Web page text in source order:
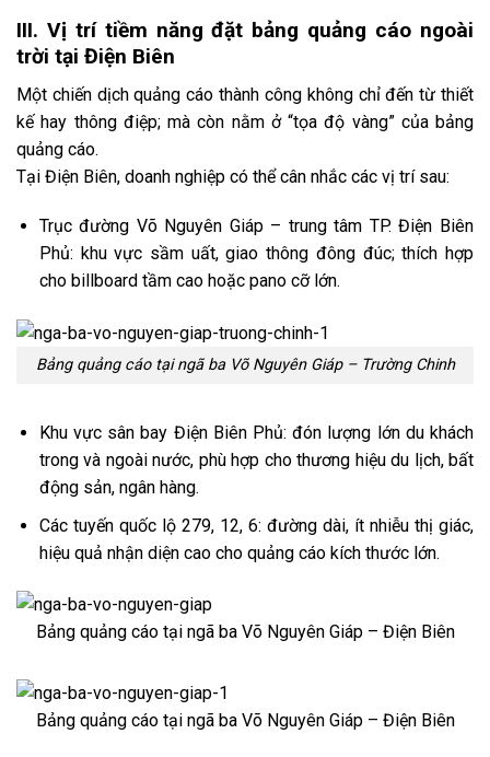
III. Vị trí tiềm năng đặt bảng quảng cáo ngoài
trời tại Điện Biên
Một chiến dịch quảng cáo thành công không chỉ đến từ thiết
kế hay thông điệp; mà còn nằm ở “tọa độ vàng” của bảng
quảng cáo.
Tại Điện Biên, doanh nghiệp có thể cân nhắc các vị trí sau:
Trục đường Võ Nguyên Giáp – trung tâm TP. Điện Biên
Phủ: khu vực sầm uất, giao thông đông đúc; thích hợp
cho billboard tầm cao hoặc pano cỡ lớn.
Bảng quảng cáo tại ngã ba Võ Nguyên Giáp – Trường Chinh
Khu vực sân bay Điện Biên Phủ: đón lượng lớn du khách
trong và ngoài nước, phù hợp cho thương hiệu du lịch, bất
động sản, ngân hàng.
Các tuyến quốc lộ 279, 12, 6: đường dài, ít nhiễu thị giác,
hiệu quả nhận diện cao cho quảng cáo kích thước lớn.
Bảng quảng cáo tại ngã ba Võ Nguyên Giáp – Điện Biên
Bảng quảng cáo tại ngã ba Võ Nguyên Giáp – Điện Biên